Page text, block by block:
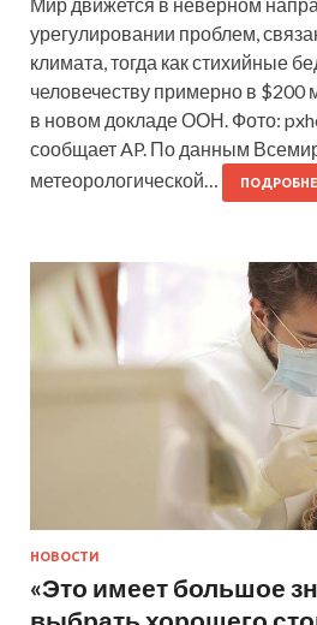
урегулировании проблем,
климата, тогда как стихийные
человечеству примерно в $200
в новом докладе ООН. Фото:
сообщает AP. По данным
метеорологической…
НОВОСТИ
«Это имеет большое